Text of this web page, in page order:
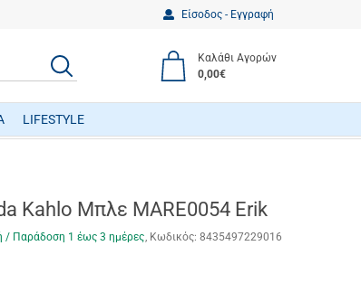
Είσοδος - Εγγραφή
ΑΝΑΖΗΤΗΣΗ
Καλάθι Αγορών
0,00€
LIFESTYLE
Kahlo Μπλε MARE0054 Erik
/ Παράδoση 1 έως 3 ημέρες Κωδικός: 8435497229016